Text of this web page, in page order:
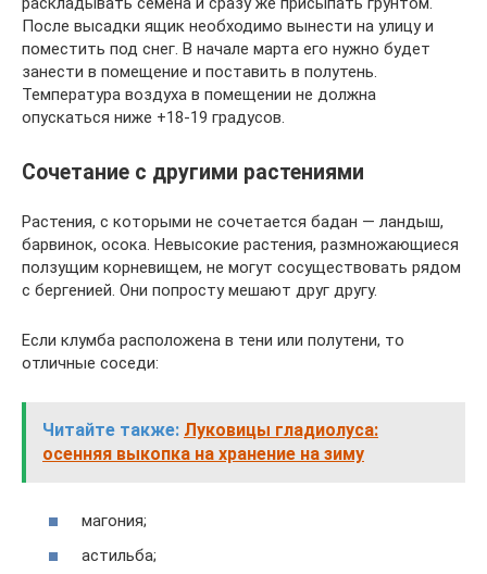
После высадки ящик необходимо вынести на улицу и
поместить под снег. В начале марта его нужно будет
занести в помещение и поставить в полутень.
Температура воздуха в помещении не должна
опускаться ниже +18-19 градусов.
Сочетание с другими растениями
Растения, с которыми не сочетается бадан — ландыш,
барвинок, осока. Невысокие растения, размножающиеся
ползущим корневищем, не могут сосуществовать рядом
с бергенией. Они попросту мешают друг другу.
Если клумба расположена в тени или полутени, то
отличные соседи:
Читайте также: Луковицы гладиолуса:
осенняя выкопка на хранение на зиму
магония;
астильба;